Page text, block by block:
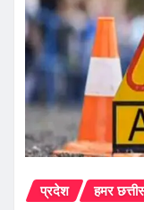
प्रदेश हमर